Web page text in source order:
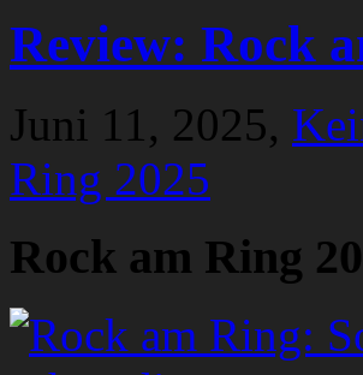
Review: Rock
Juni 11, 2025,
Ring 2025
Rock am Ring